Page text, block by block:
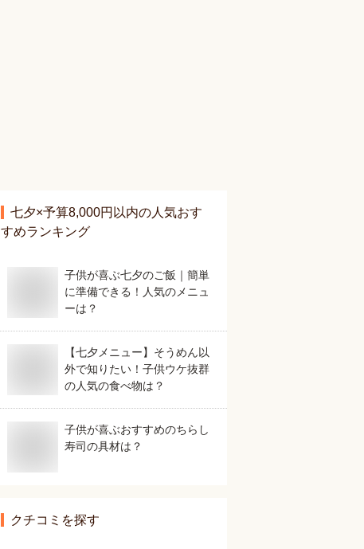
七夕×予算8,000円以内の人気おす
すめランキング
子供が喜ぶ七夕のご飯｜簡単
に準備できる！人気のメニュ
ーは？
【七夕メニュー】そうめん以
外で知りたい！子供ウケ抜群
の人気の食べ物は？
子供が喜ぶおすすめのちらし
寿司の具材は？
クチコミを探す